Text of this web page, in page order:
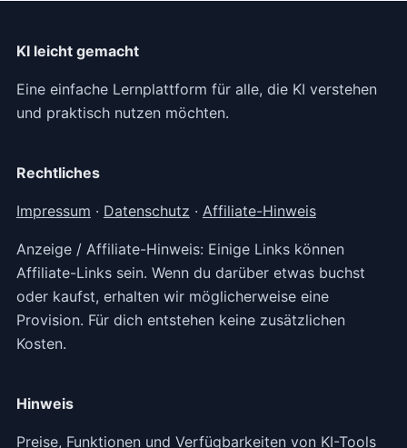
KI leicht gemacht
Eine einfache Lernplattform für alle, die KI verstehen
und praktisch nutzen möchten.
Rechtliches
Impressum · Datenschutz · Affiliate-Hinweis
Anzeige / Affiliate-Hinweis: Einige Links können
Affiliate-Links sein. Wenn du darüber etwas buchst
oder kaufst, erhalten wir möglicherweise eine
Provision. Für dich entstehen keine zusätzlichen
Kosten.
Hinweis
Preise, Funktionen und Verfügbarkeiten von KI-Tools